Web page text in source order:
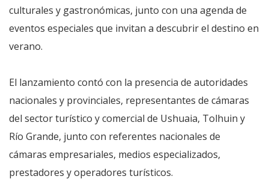
culturales y gastronómicas, junto con una agenda de
eventos especiales que invitan a descubrir el destino en
verano.
El lanzamiento contó con la presencia de autoridades
nacionales y provinciales, representantes de cámaras
del sector turístico y comercial de Ushuaia, Tolhuin y
Río Grande, junto con referentes nacionales de
cámaras empresariales, medios especializados,
prestadores y operadores turísticos.